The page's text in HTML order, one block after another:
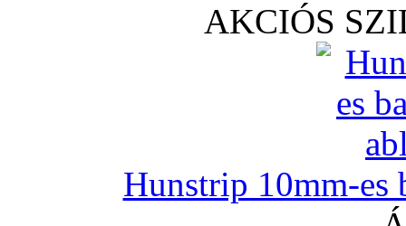
AKCIÓS
Hunstrip 10mm-es